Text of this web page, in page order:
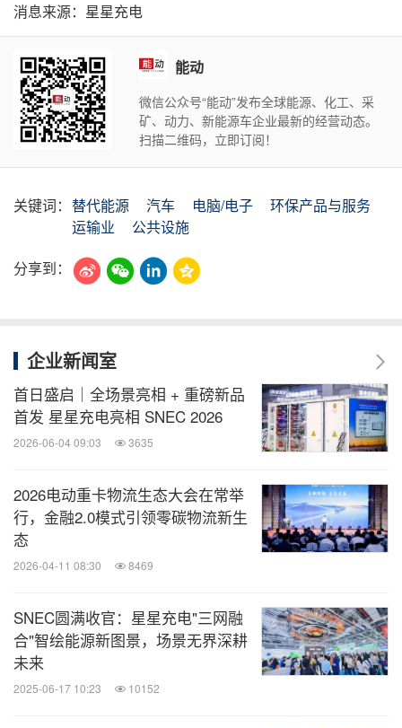
消息来源：星星充电
能动
微信公众号“能动”发布全球能源、化工、采
矿、动力、新能源车企业最新的经营动态。
扫描二维码，立即订阅！
关键词： 替代能源 汽车 电脑/电子
环保产品与服务
运输业
公共设施
分享到：
企业新闻室
首日盛启｜全场景亮相 + 重磅新品
首发 星星充电亮相 SNEC 2026
2026-06-04 09:03 3635
2026电动重卡物流生态大会在常举
行，金融2.0模式引领零碳物流新生
态
2026-04-11 08:30 8469
SNEC圆满收官：星星充电"三网融
合"智绘能源新图景，场景无界深耕
未来
2025-06-17 10:23 10152